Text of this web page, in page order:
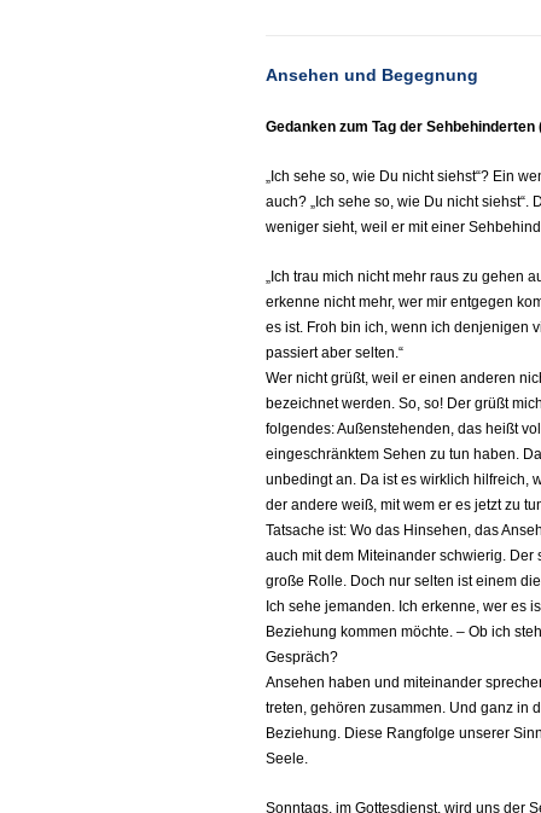
Ansehen und Begegnung
Gedanken zum Tag der Sehbehinderten
„Ich sehe so, wie Du nicht siehst“? Ein
auch? „Ich sehe so, wie Du nicht
weniger sieht, weil er mit einer
„Ich trau mich nicht mehr raus zu gehen
erkenne nicht mehr, wer mir entgegen
es ist. Froh bin ich, wenn ich denjenigen
passiert aber selten.“
Wer nicht grüßt, weil er einen anderen
bezeichnet werden. So, so! Der grüßt
folgendes: Außenstehenden, das heißt
eingeschränktem Sehen zu tun haben.
unbedingt an. Da ist es wirklich hilfreich,
der andere weiß, mit wem er es jetzt zu
Tatsache ist: Wo das Hinsehen, das
auch mit dem Miteinander schwierig.
große Rolle. Doch nur selten ist einem
Ich sehe jemanden. Ich erkenne, wer es
Beziehung kommen möchte. – Ob ich
Gespräch?
Ansehen haben und miteinander
treten, gehören zusammen. Und ganz in
Beziehung. Diese Rangfolge unserer
Seele.
Sonntags, im Gottesdienst, wird uns der